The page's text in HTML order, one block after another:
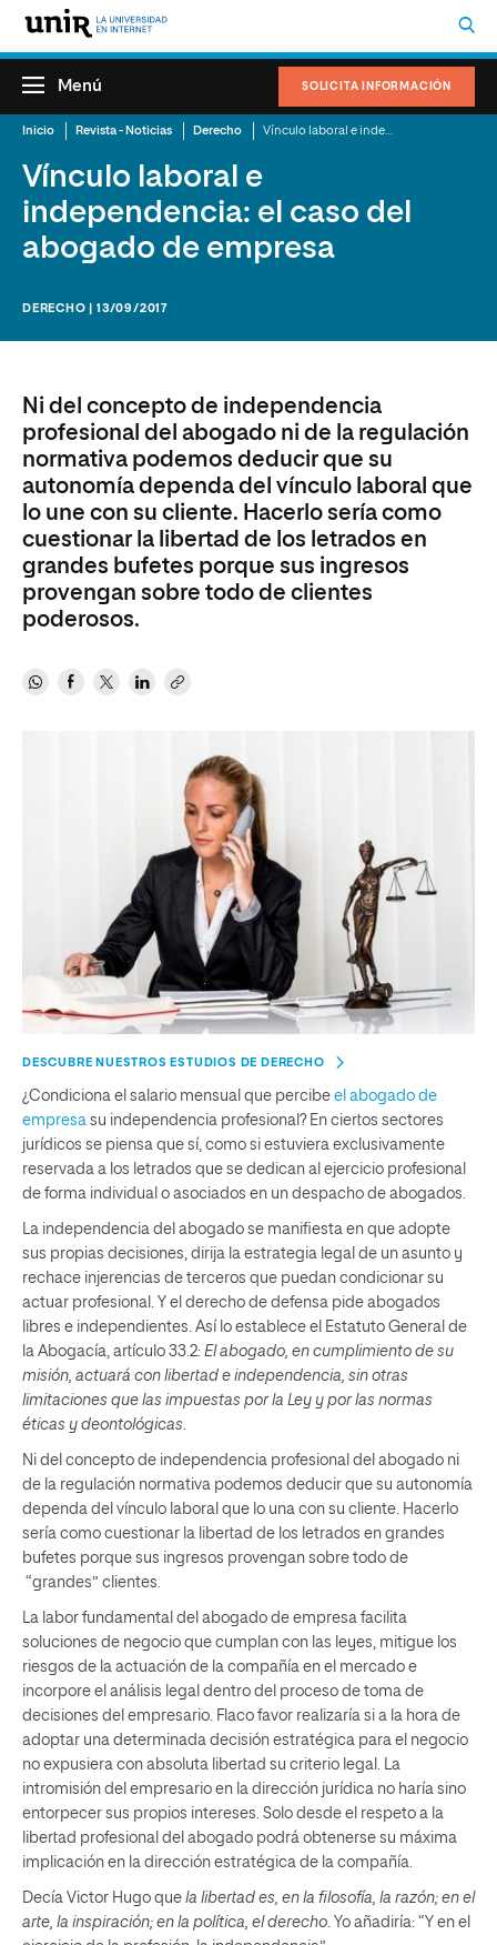
SOLICITA INFORMACIÓN
Menú
Inicio Revista - Noticias Derecho
Vínculo laboral e
independencia: el caso del
abogado de empresa
DERECHO | 13/09/2017
Ni del concepto de independencia
profesional del abogado ni de la regulación
normativa podemos deducir que su
autonomía dependa del vínculo laboral que
lo une con su cliente. Hacerlo sería como
cuestionar la libertad de los letrados en
grandes bufetes porque sus ingresos
provengan sobre todo de clientes
poderosos.
DESCUBRE NUESTROS ESTUDIOS DE DERECHO
¿Condiciona el salario mensual que percibe el abogado de
empresa su independencia profesional? En ciertos sectores
jurídicos se piensa que sí, como si estuviera exclusivamente
reservada a los letrados que se dedican al ejercicio profesional
de forma individual o asociados en un despacho de abogados.
La independencia del abogado se manifiesta en que adopte
sus propias decisiones, dirija la estrategia legal de un asunto y
rechace injerencias de terceros que puedan condicionar su
actuar profesional. Y el derecho de defensa pide abogados
libres e independientes. Así lo establece el Estatuto General de
la Abogacía, artículo 33.2: El abogado, en cumplimiento de su
misión, actuará con libertad e independencia, sin otras
limitaciones que las impuestas por la Ley y por las normas
éticas y deontológicas.
Ni del concepto de independencia profesional del abogado ni
de la regulación normativa podemos deducir que su autonomía
dependa del vínculo laboral que lo una con su cliente. Hacerlo
sería como cuestionar la libertad de los letrados en grandes
bufetes porque sus ingresos provengan sobre todo de
“grandes” clientes.
La labor fundamental del abogado de empresa facilita
soluciones de negocio que cumplan con las leyes, mitigue los
riesgos de la actuación de la compañía en el mercado e
incorpore el análisis legal dentro del proceso de toma de
decisiones del empresario. Flaco favor realizaría si a la hora de
adoptar una determinada decisión estratégica para el negocio
no expusiera con absoluta libertad su criterio legal. La
intromisión del empresario en la dirección jurídica no haría sino
entorpecer sus propios intereses. Solo desde el respeto a la
libertad profesional del abogado podrá obtenerse su máxima
implicación en la dirección estratégica de la compañía.
Decía Victor Hugo que la libertad es, en la filosofía, la razón; en el
arte, la inspiración; en la política, el derecho. Yo añadiría: “Y en el